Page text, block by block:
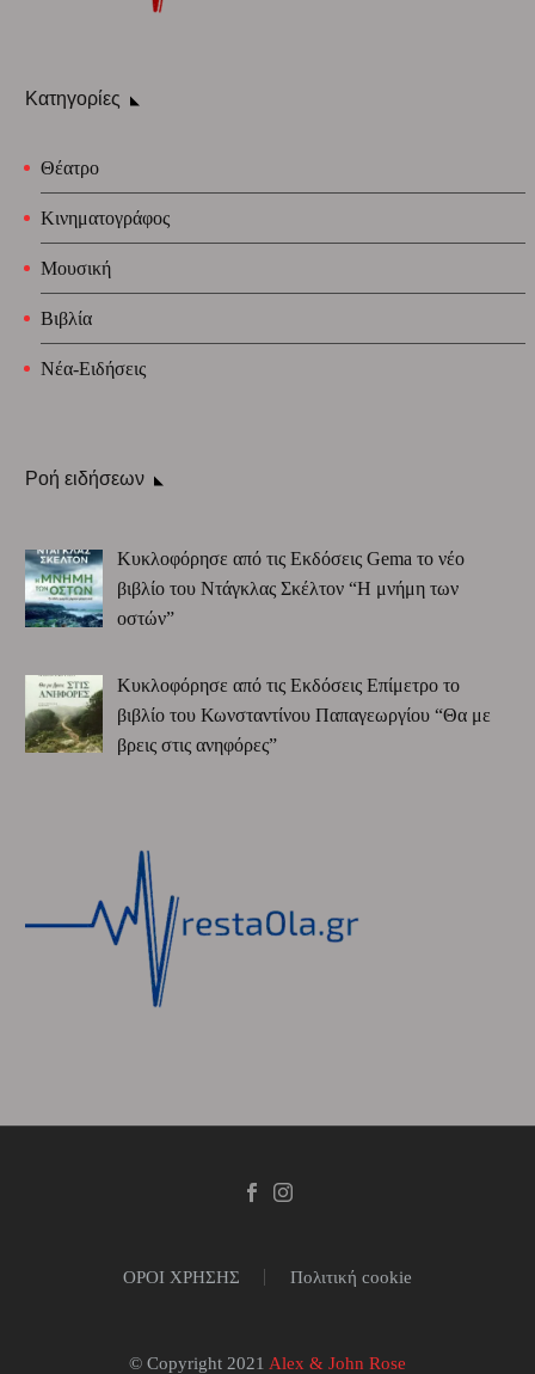
Κατηγορίες
Θέατρο
Κινηματογράφος
Μουσική
Βιβλία
Νέα-Ειδήσεις
Ροή ειδήσεων
Κυκλοφόρησε από τις Εκδόσεις Gema το νέο
βιβλίο του Ντάγκλας Σκέλτον “Η μνήμη των
οστών”
Κυκλοφόρησε από τις Εκδόσεις Επίμετρο το
βιβλίο του Κωνσταντίνου Παπαγεωργίου “Θα με
βρεις στις ανηφόρες”
ΟΡΟΙ ΧΡΗΣΗΣ Πολιτική cookie
© Copyright 2021 Alex & John Rose